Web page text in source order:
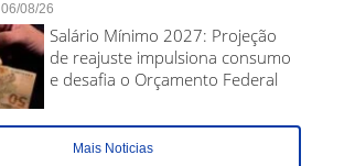
06/08/26
Salário Mínimo 2027: Projeção
de reajuste impulsiona consumo
e desafia o Orçamento Federal
Mais Noticias